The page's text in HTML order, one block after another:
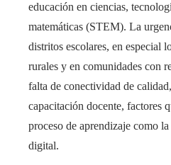
educación en ciencias,
matemáticas (STEM). La
distritos escolares, en especial
rurales y en comunidades con
falta de conectividad de
capacitación docente, factores
proceso de aprendizaje como
digital.